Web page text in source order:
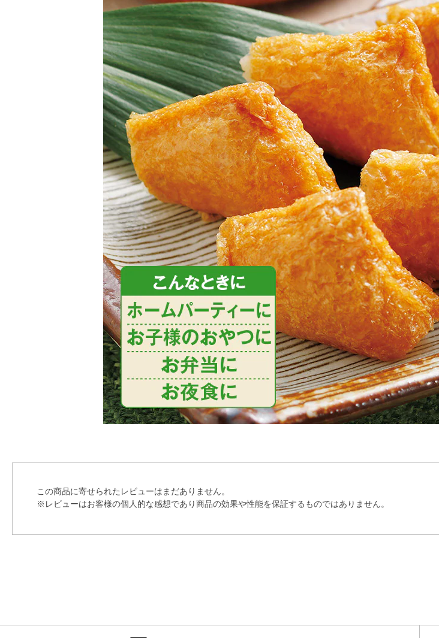
この商品に寄せられたレビューはまだありません。
※レビューはお客様の個人的な感想であり商品の効果や性能を保証するものではありません。